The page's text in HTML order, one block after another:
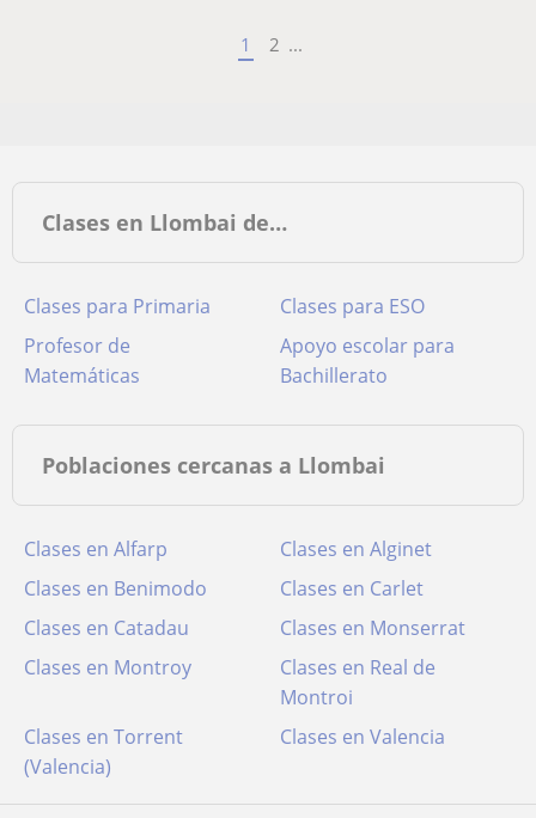
1 2 ...
Clases en Llombai de…
Clases para Primaria
Clases para ESO
Profesor de
Matemáticas
Apoyo escolar para
Bachillerato
Poblaciones cercanas a Llombai
Clases en Alfarp
Clases en Alginet
Clases en Benimodo
Clases en Carlet
Clases en Catadau
Clases en Monserrat
Clases en Montroy
Clases en Real de
Montroi
Clases en Torrent
(Valencia)
Clases en Valencia